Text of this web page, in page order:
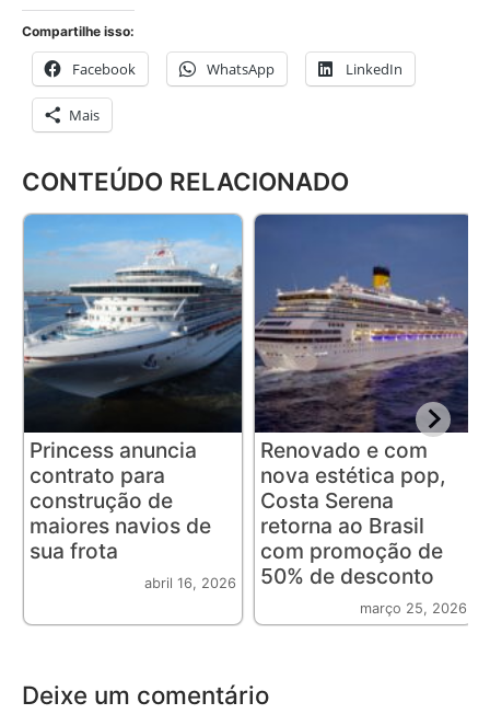
Compartilhe isso:
Facebook WhatsApp LinkedIn
Mais
CONTEÚDO RELACIONADO
Princess anuncia
contrato para
construção de
maiores navios de
sua frota
abril 16, 2026
Renovado e com
nova estética pop,
Costa Serena
retorna ao Brasil
com promoção de
50% de desconto
março 25, 2026
Deixe um comentário